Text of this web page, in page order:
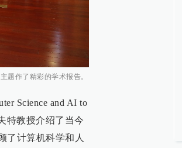
题作了精彩的学术报告。
Science and AI to
特教授介绍了当今
了计算机科学和人